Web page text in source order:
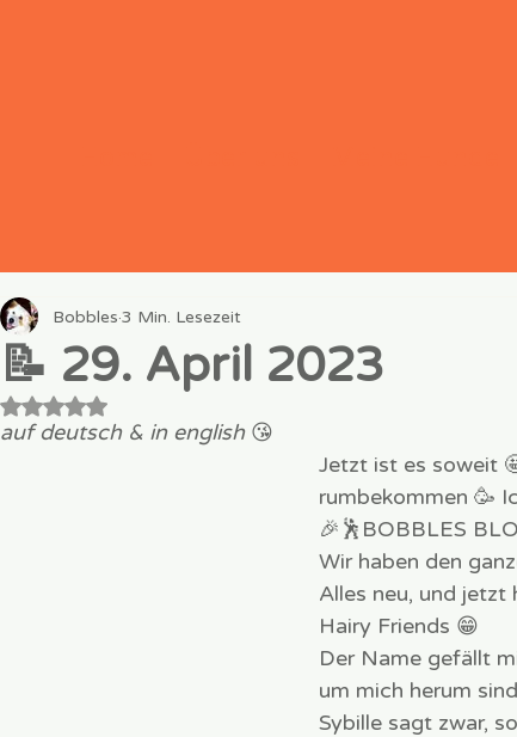
📝 29. April 2023
Bobbles 3 Min. Lesezeit
Mit NaN von 5 Sternen bewertet.
auf deutsch & in english 😘
Jetzt ist es soweit
rumbekommen 🥳
🎉🕺BOBBLES
Wir haben den
Alles neu, und
Hairy Friends 😁
Der Name gefällt
um mich herum
Sybille sagt zwar,